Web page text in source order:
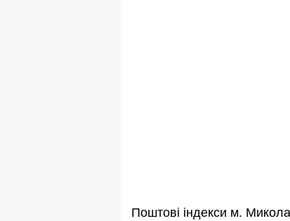
Поштові індекси м.